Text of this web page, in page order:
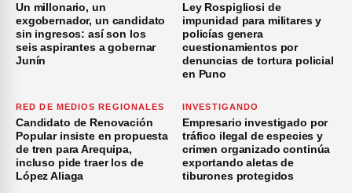
Un millonario, un
exgobernador, un candidato
sin ingresos: así son los
seis aspirantes a gobernar
Junín
Ley Rospigliosi de
impunidad para militares y
policías genera
cuestionamientos por
denuncias de tortura policial
en Puno
RED DE MEDIOS REGIONALES
Candidato de Renovación
Popular insiste en propuesta
de tren para Arequipa,
incluso pide traer los de
López Aliaga
INVESTIGANDO
Empresario investigado por
tráfico ilegal de especies y
crimen organizado continúa
exportando aletas de
tiburones protegidos